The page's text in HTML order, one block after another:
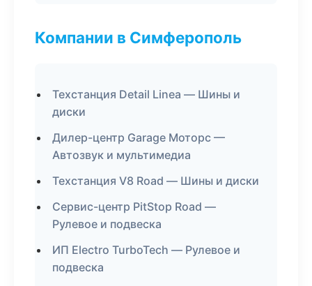
Компании в Симферополь
Техстанция Detail Linea — Шины и
диски
Дилер-центр Garage Моторс —
Автозвук и мультимедиа
Техстанция V8 Road — Шины и диски
Сервис-центр PitStop Road —
Рулевое и подвеска
ИП Electro TurboTech — Рулевое и
подвеска